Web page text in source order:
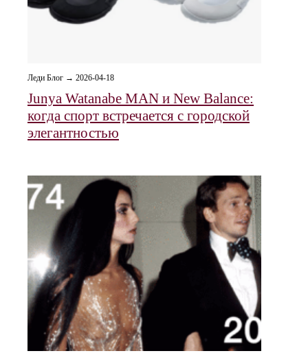
Леди Блог → 2026-04-18
Junya Watanabe MAN и New Balance:
когда спорт встречается с городской
элегантностью